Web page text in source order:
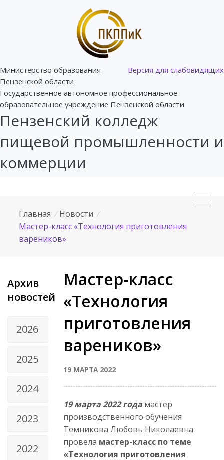
Версия для слабовидящих
Министерство образования
Пензенской области
Государственное автономное профессиональное
образовательное учреждение Пензенской области
Пензенский колледж
пищевой промышленности и
коммерции
Главная / Новости /
Мастер-класс «Технология приготовления
вареников»
Архив
новостей
2026
2025
2024
2023
2022
Мастер-класс
«Технология
приготовления
вареников»
19 МАРТА 2022
19 марта 2022 года мастер
производственного обучения
Темникова Любовь Николаевна
провела мастер-класс по теме
«Технология приготовления